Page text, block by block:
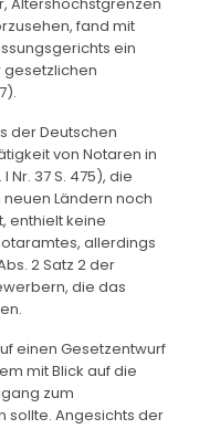
fand mit
ein
gesetzlichen
der Deutschen
von Notaren in
Nr. 37 S. 475), die
Ländern noch
enthielt keine
allerdings
2 Satz 2 der
die das
einen Gesetzentwurf
mit Blick auf die
zum
sollte. Angesichts der